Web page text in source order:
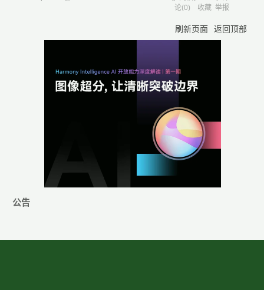
论(0) 收藏 举报
刷新页面 返回顶部
公告